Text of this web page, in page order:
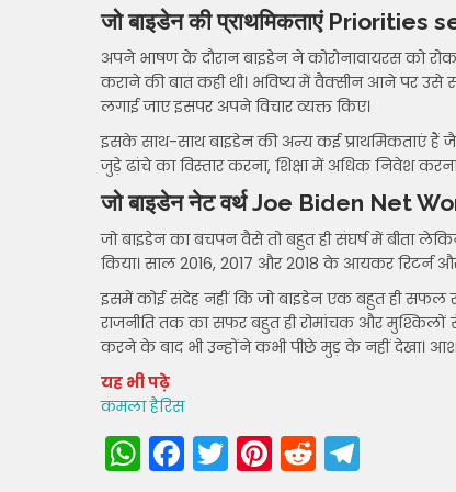
जो बाइडेन की प्राथमिकताएं
अपने भाषण के दौरान बाइडेन ने कोरोनावायरस को
कराने की बात कही थी। भविष्य में वैक्सीन आने पर उसे
लगाई जाए इसपर अपने विचार व्यक्त किए।
इसके साथ-साथ बाइडेन की अन्य कई प्राथमिकताएं
जुड़े ढांचे का विस्तार करना, शिक्षा में अधिक निवेश
जो बाइडेन नेट वर्थJoe Biden Net
जो बाइडेन का बचपन वैसे तो बहुत ही संघर्ष में बीता
किया। साल 2016, 2017 और 2018 के आयकर रिटर्न
इसमें कोई संदेह नहीं कि जो बाइडेन एक बहुत ही सफल
राजनीति तक का सफर बहुत ही रोमांचक और मुश्किलों
करने के बाद भी उन्होंने कभी पीछे मुड़ के नहीं देखा।
यह भी पढ़े
कमला हैरिस
W F T Pi R